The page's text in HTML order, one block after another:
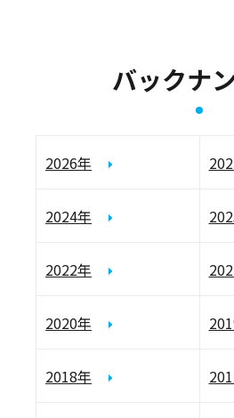
バックナ
2026年
2024年
2022年
2020年
2018年